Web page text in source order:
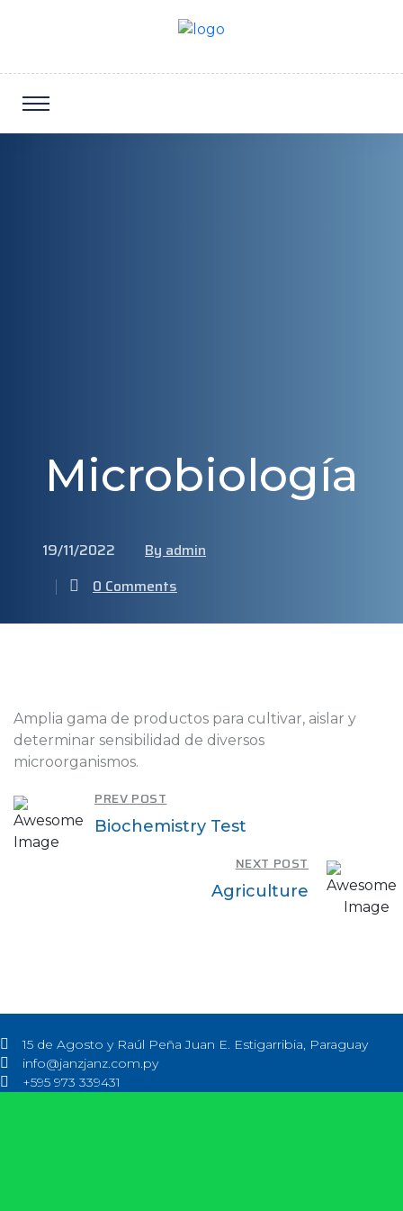
Microbiología
19/11/2022
By admin
0 Comments
Amplia gama de productos para cultivar, aislar y
determinar sensibilidad de diversos
microorganismos.
PREV POST
Biochemistry Test
NEXT POST
Agriculture
15 de Agosto y Raúl Peña Juan E. Estigarribia, Paraguay
info@janzjanz.com.py
+595 973 339431